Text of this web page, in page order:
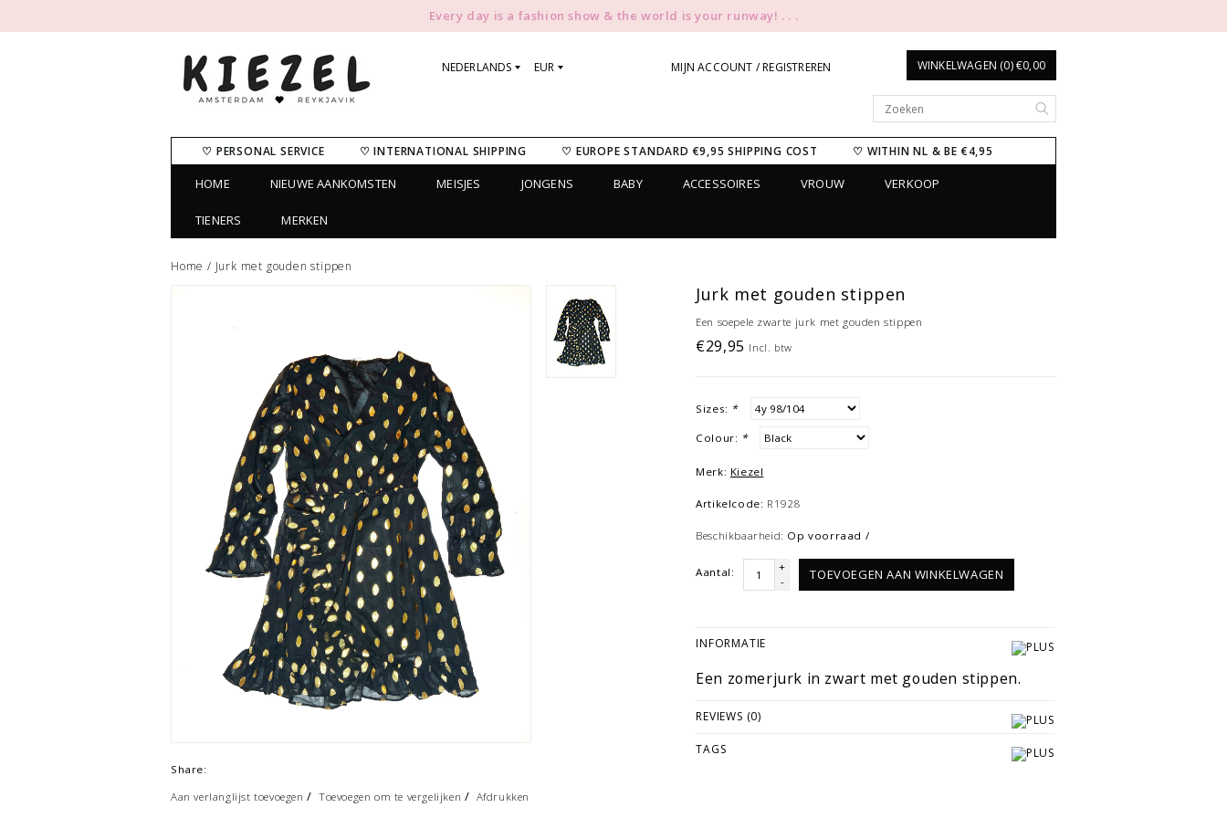
Every day is a fashion show & the world is your runway! . . .
NEDERLANDS EUR MIJN ACCOUNT / REGISTREREN WINKELWAGEN (0) €0,00
♡ PERSONAL SERVICE ♡ INTERNATIONAL SHIPPING ♡ EUROPE STANDARD €9,95 SHIPPING COST ♡ WITHIN NL & BE €4,95
HOME NIEUWE AANKOMSTEN MEISJES JONGENS BABY ACCESSOIRES VROUW VERKOOP
TIENERS MERKEN
Home / Jurk met gouden stippen
Share:
Aan verlanglijst toevoegen /Toevoegen om te vergelijken / Afdrukken
Jurk met gouden stippen
Een soepele zwarte jurk met gouden stippen
€29,95 Incl. btw
Sizes: *
Colour: *
Merk: Kiezel
Artikelcode: R1928
Beschikbaarheid: Op voorraad /
Aantal:
+
-
TOEVOEGEN AAN WINKELWAGEN
INFORMATIE
Een zomerjurk in zwart met gouden stippen.
REVIEWS (0)
TAGS